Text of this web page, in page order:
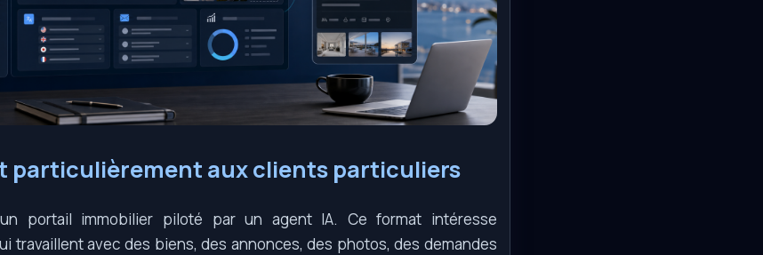
particulièrement aux clients particuliers
portail immobilier piloté par un agent IA. Ce format intéresse
travaillent avec des biens, des annonces, des photos, des demandes